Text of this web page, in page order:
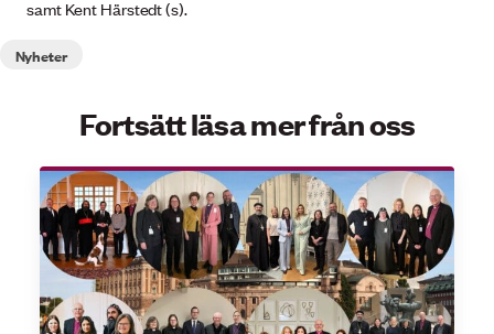
samt Kent Härstedt (s).
Nyheter
Fortsätt läsa mer från oss